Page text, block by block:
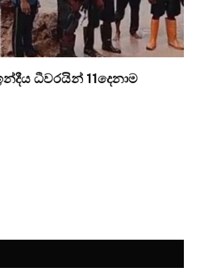
ධීවරයින් 11දෙනාම